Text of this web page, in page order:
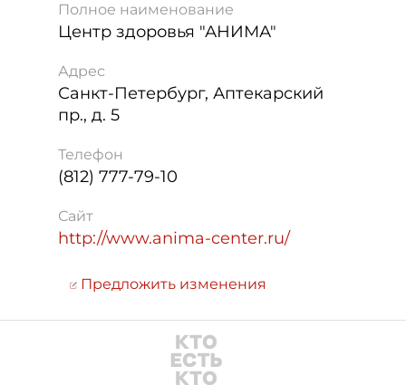
Полное наименование
Центр здоровья "АНИМА"
Адрес
Санкт-Петербург, Аптекарский
пр., д. 5
Телефон
(812) 777-79-10
Сайт
http://www.anima-center.ru/
Предложить изменения